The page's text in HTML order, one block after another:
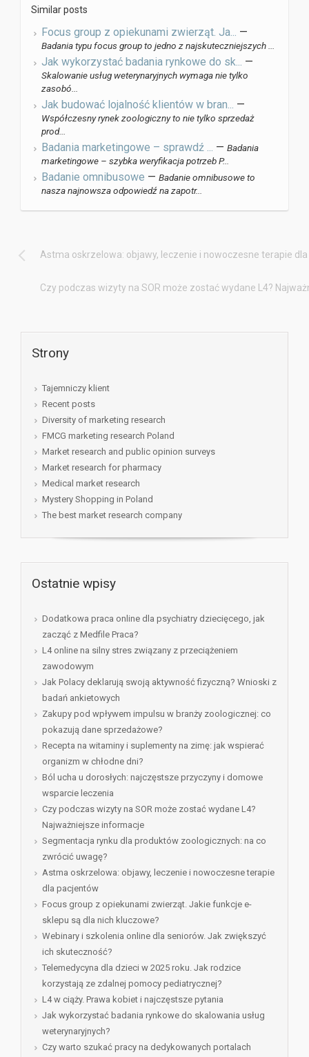
Similar posts
Focus group z opiekunami zwierząt. Ja... —
Badania typu focus group to jedno z najskuteczniejszych ...
Jak wykorzystać badania rynkowe do sk... —
Skalowanie usług weterynaryjnych wymaga nie tylko
zasobó...
Jak budować lojalność klientów w bran... —
Współczesny rynek zoologiczny to nie tylko sprzedaż
prod...
Badania marketingowe – sprawdź ... — Badania
marketingowe – szybka weryfikacja potrzeb P...
Badanie omnibusowe — Badanie omnibusowe to
nasza najnowsza odpowiedź na zapotr...
Astma oskrzelowa: objawy, leczenie i nowoczesne terapie
Czy podczas wizyty na SOR może zostać wydane L4?
Strony
Tajemniczy klient
Recent posts
Diversity of marketing research
FMCG marketing research Poland
Market research and public opinion surveys
Market research for pharmacy
Medical market research
Mystery Shopping in Poland
The best market research company
Ostatnie wpisy
Dodatkowa praca online dla psychiatry dziecięcego, jak
zacząć z Medfile Praca?
L4 online na silny stres związany z przeciążeniem
zawodowym
Jak Polacy deklarują swoją aktywność fizyczną? Wnioski z
badań ankietowych
Zakupy pod wpływem impulsu w branży zoologicznej: co
pokazują dane sprzedażowe?
Recepta na witaminy i suplementy na zimę: jak wspierać
organizm w chłodne dni?
Ból ucha u dorosłych: najczęstsze przyczyny i domowe
wsparcie leczenia
Czy podczas wizyty na SOR może zostać wydane L4?
Najważniejsze informacje
Segmentacja rynku dla produktów zoologicznych: na co
zwrócić uwagę?
Astma oskrzelowa: objawy, leczenie i nowoczesne terapie
dla pacjentów
Focus group z opiekunami zwierząt. Jakie funkcje e-
sklepu są dla nich kluczowe?
Webinary i szkolenia online dla seniorów. Jak zwiększyć
ich skuteczność?
Telemedycyna dla dzieci w 2025 roku. Jak rodzice
korzystają ze zdalnej pomocy pediatrycznej?
L4 w ciąży. Prawa kobiet i najczęstsze pytania
Jak wykorzystać badania rynkowe do skalowania usług
weterynaryjnych?
Czy warto szukać pracy na dedykowanych portalach